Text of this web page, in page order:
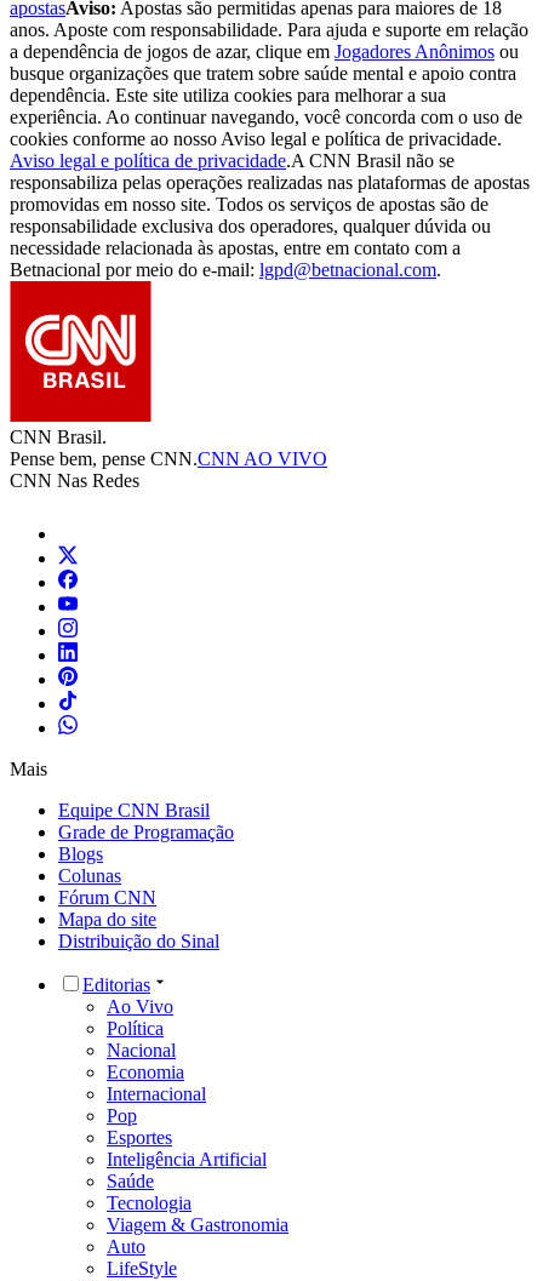
apostasAviso: Apostas são permitidas apenas para maiores de 18
anos. Aposte com responsabilidade. Para ajuda e suporte em relação
a dependência de jogos de azar, clique em Jogadores Anônimos ou
busque organizações que tratem sobre saúde mental e apoio contra
dependência. Este site utiliza cookies para melhorar a sua
experiência. Ao continuar navegando, você concorda com o uso de
cookies conforme ao nosso Aviso legal e política de privacidade.
Aviso legal e política de privacidade.A CNN Brasil não se
responsabiliza pelas operações realizadas nas plataformas de apostas
promovidas em nosso site. Todos os serviços de apostas são de
responsabilidade exclusiva dos operadores, qualquer dúvida ou
necessidade relacionada às apostas, entre em contato com a
Betnacional por meio do e-mail: lgpd@betnacional.com.
CNN Brasil.
Pense bem, pense CNN.CNN AO VIVO
CNN Nas Redes
Mais
Equipe CNN Brasil
Grade de Programação
Blogs
Colunas
Fórum CNN
Mapa do site
Distribuição do Sinal
Editorias
Ao Vivo
Política
Nacional
Economia
Internacional
Pop
Esportes
Inteligência Artificial
Saúde
Tecnologia
Viagem & Gastronomia
Auto
LifeStyle